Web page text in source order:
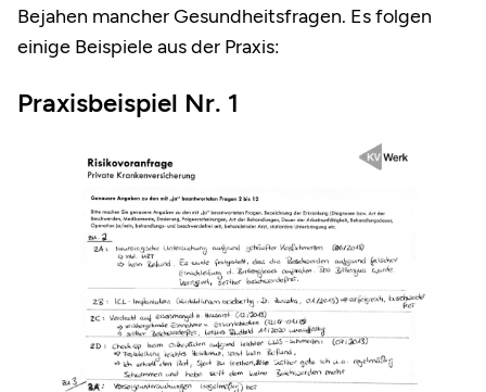
Bejahen mancher Gesundheitsfragen. Es folgen
einige Beispiele aus der Praxis:
Praxisbeispiel Nr. 1